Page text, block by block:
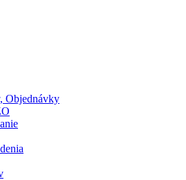
Objednávky